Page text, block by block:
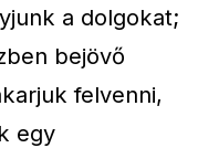
a dolgokat;
bejövő
felvenni,
egy